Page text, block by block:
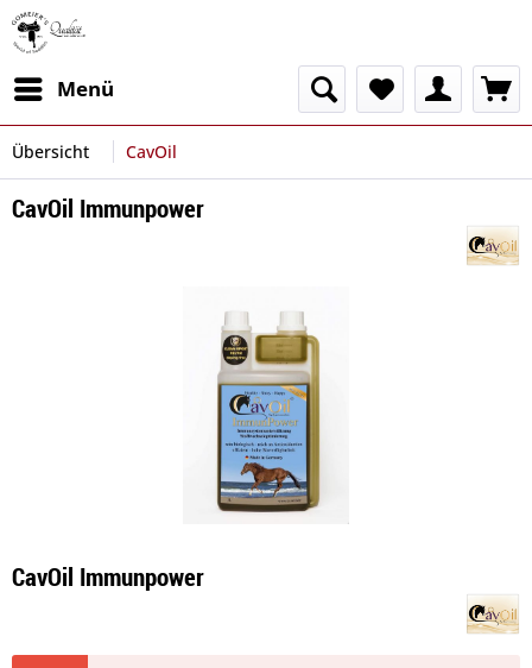
Menü
Übersicht CavOil
CavOil Immunpower
CavOil Immunpower